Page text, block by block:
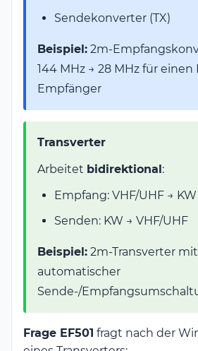
Sendekonverter (TX)
Beispiel: 2m-
144 MHz → 28 MHz für einen
Empfänger
Transverter
Arbeitet bidirektional:
Empfang: VHF/UHF → KW
Senden: KW → VHF/UHF
Beispiel: 2m-Transverter mit
automatischer
Sende-/
Frage EF501 fragt nach der